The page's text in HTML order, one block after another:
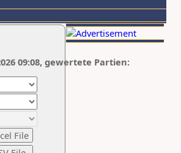
09:08, gewertete Partien: